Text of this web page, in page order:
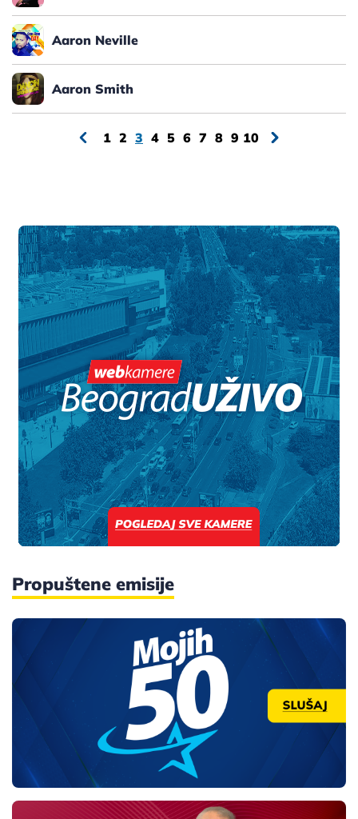
Aaron Neville
Aaron Smith
1 2 3 4 5 6 7 8 9 10
Propuštene emisije